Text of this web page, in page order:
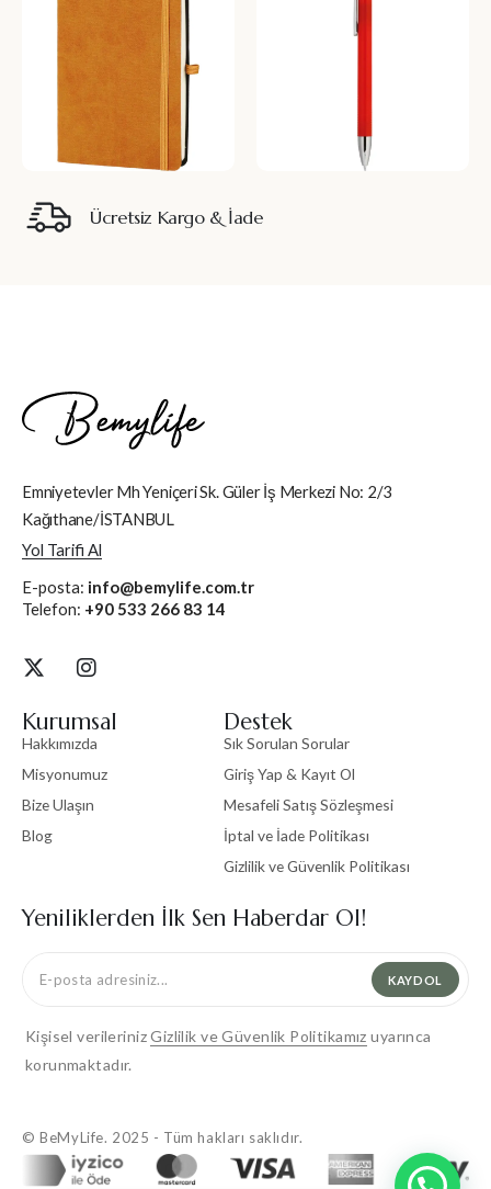
Ücretsiz Kargo & İade
Emniyetevler Mh Yeniçeri Sk. Güler İş Merkezi No: 2/3
Kağıthane/İSTANBUL
Yol Tarifi Al
E-posta: info@bemylife.com.tr
Telefon: +90 533 266 83 14
Kurumsal
Hakkımızda
Misyonumuz
Bize Ulaşın
Blog
Destek
Sık Sorulan Sorular
Giriş Yap & Kayıt Ol
Mesafeli Satış Sözleşmesi
İptal ve İade Politikası
Gizlilik ve Güvenlik Politikası
Yeniliklerden İlk Sen Haberdar Ol!
KAYDOL
Kişisel verilerinizGizlilik ve Güvenlik Politikamız uyarınca
korunmaktadır.
© BeMyLife. 2025 - Tüm hakları saklıdır.